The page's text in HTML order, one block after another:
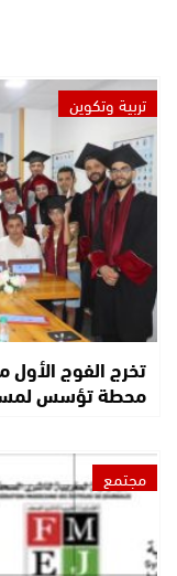
تربية وتكوين
تخرج الفوج الأول
محطة تؤسس
مجتمع